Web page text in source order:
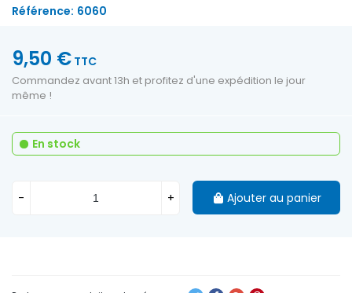
Référence: 6060
9,50 € TTC
Commandez avant 13h et profitez d'une expédition le jour
même !
En stock
- + Ajouter au panier